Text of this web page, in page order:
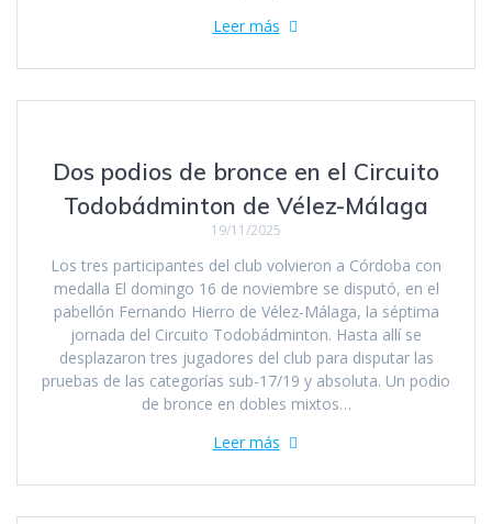
Leer más
Dos podios de bronce en el Circuito
Todobádminton de Vélez-Málaga
19/11/2025
Los tres participantes del club volvieron a Córdoba con
medalla El domingo 16 de noviembre se disputó, en el
pabellón Fernando Hierro de Vélez-Málaga, la séptima
jornada del Circuito Todobádminton. Hasta allí se
desplazaron tres jugadores del club para disputar las
pruebas de las categorías sub-17/19 y absoluta. Un podio
de bronce en dobles mixtos…
Leer más